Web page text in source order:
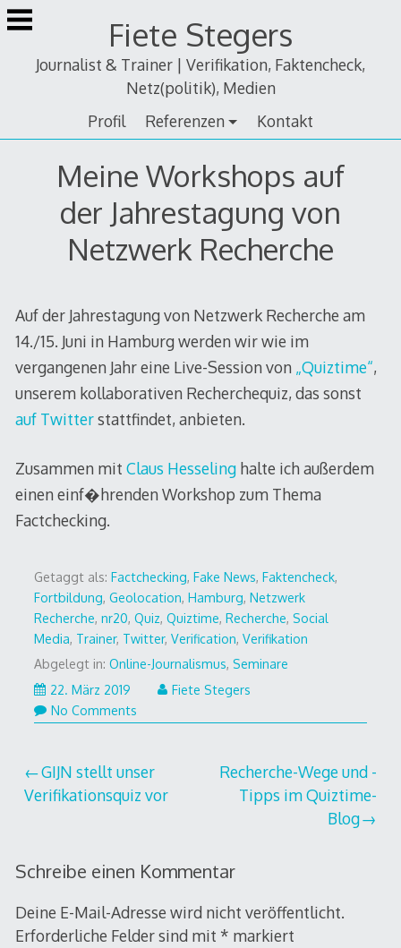
Zum
Inhalt
Fiete Stegers
Journalist & Trainer | Verifikation, Faktencheck,
Netz(politik), Medien
Profil
Referenzen Kontakt
Meine Workshops auf
der Jahrestagung von
Netzwerk Recherche
Auf der Jahrestagung von Netzwerk Recherche am
14./15. Juni in Hamburg werden wir wie im
vergangenen Jahr eine Live-Session von „Quiztime“,
unserem kollaborativen Recherchequiz, das sonst
auf Twitterstattfindet, anbieten.
Zusammen mit Claus Hesselinghalte ich außerdem
einen einf�hrenden Workshop zum Thema
Factchecking.
Getaggt als: Factchecking, Fake News, Faktencheck,
Fortbildung, Geolocation, Hamburg, Netzwerk
Recherche, nr20, Quiz, Quiztime, Recherche, Social
Media, Trainer, Twitter, Verification, Verifikation
Abgelegt in: Online-Journalismus, Seminare
22. März 201913.
März
Fiete Stegers
No Comments
Beitragsnavigation
GIJN stellt unser
Verifikationsquiz vor
Recherche-Wege und -
Tipps im Quiztime-
Blog
Schreibe einen Kommentar
Deine E-Mail-Adresse wird nicht veröffentlicht.
Erforderliche Felder sind mit * markiert